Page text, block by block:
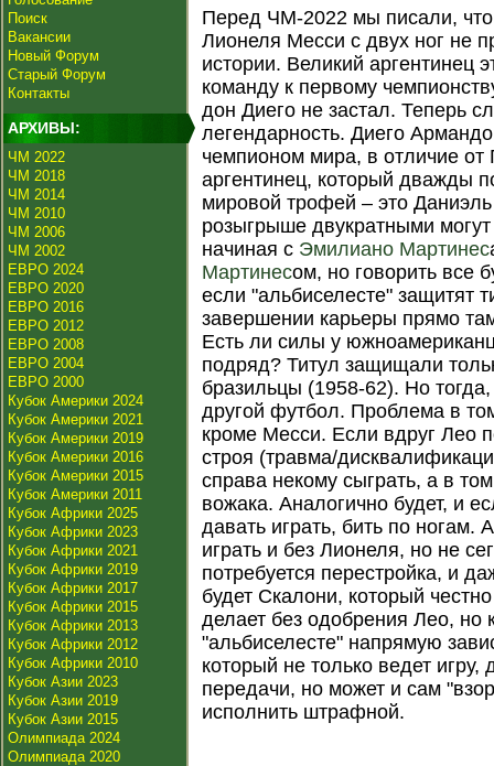
Поиск
Вакансии
Новый Форум
Старый Форум
Контакты
АРХИВЫ:
ЧМ 2022
ЧМ 2018
ЧМ 2014
ЧМ 2010
ЧМ 2006
ЧМ 2002
ЕВРО 2024
ЕВРО 2020
ЕВРО 2016
ЕВРО 2012
ЕВРО 2008
ЕВРО 2004
ЕВРО 2000
Кубок Америки 2024
Кубок Америки 2021
Кубок Америки 2019
Кубок Америки 2016
Кубок Америки 2015
Кубок Америки 2011
Кубок Африки 2025
Кубок Африки 2023
Кубок Африки 2021
Кубок Африки 2019
Кубок Африки 2017
Кубок Африки 2015
Кубок Африки 2013
Кубок Африки 2012
Кубок Африки 2010
Кубок Азии 2023
Кубок Азии 2019
Кубок Азии 2015
Олимпиада 2024
Олимпиада 2020
Перед ЧМ-2022 мы писали,
Лионеля Месси с двух ног не
истории. Великий аргентинец
команду к первому
дон Диего не застал. Теперь
легендарность. Диего
чемпионом мира, в отличие от
аргентинец, который дважды
мировой трофей – это
розыгрыше двукратными
начиная с Эмилиано Мартинес
Мартинесом, но говорить все
если "альбиселесте" защитят
завершении карьеры прямо
Есть ли силы у
подряд? Титул защищали
бразильцы (1958-62). Но
другой футбол. Проблема в
кроме Месси. Если вдруг Лео
строя (травма/
справа некому сыграть, а в
вожака. Аналогично будет, и
давать играть, бить по ногам.
играть и без Лионеля, но не
потребуется перестройка, и
будет Скалони, который
делает без одобрения Лео, но
"альбиселесте" напрямую
который не только ведет
передачи, но может и сам
исполнить штрафной.